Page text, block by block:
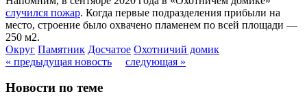
случился пожар. Когда первые подразделения прибыли на
место, строение было охвачено пламенем по всей площади —
250 м2.
Округ Памятник Досчатое Охотничий домик
« предыдущая новость
следующая »
Новости по теме